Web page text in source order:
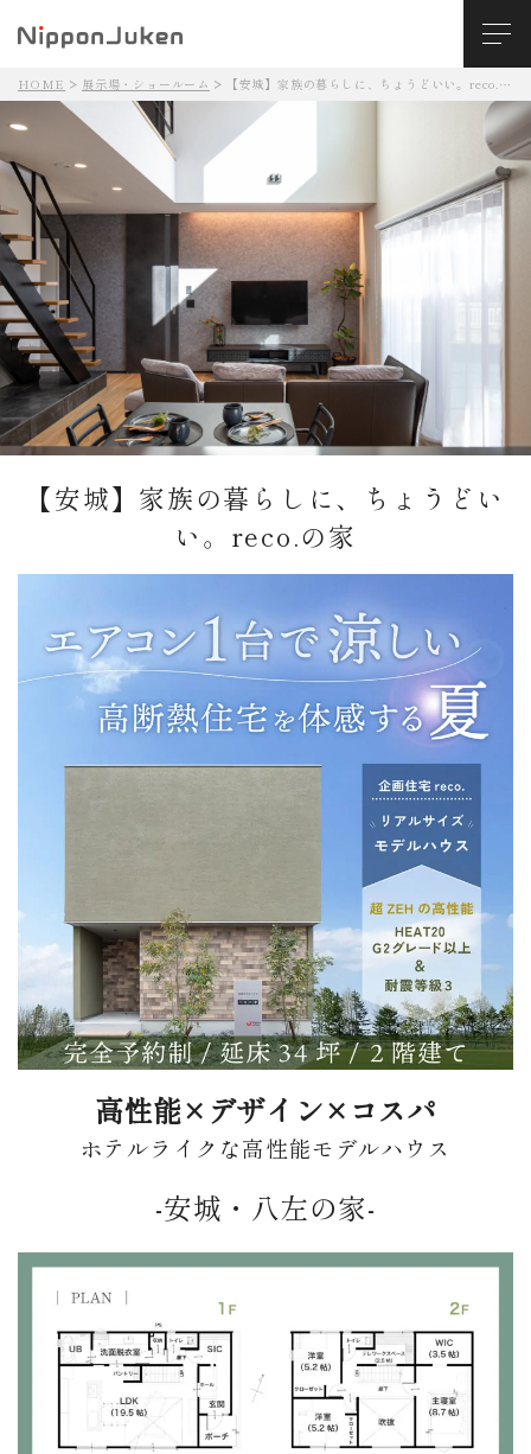
HOME 展示場・ショールーム 【安城】家族の暮らしに、ちょうどいい。reco.の家
【安城】家族の暮らしに、ちょうどい
い。reco.の家
高性能×デザイン×コスパ
ホテルライクな高性能モデルハウス
-安城・八左の家-